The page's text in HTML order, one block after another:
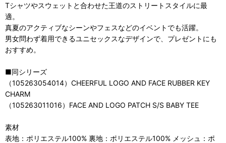
Tシャツやスウェットと合わせた王道のストリートスタイルに最
適。
真夏のアクティブなシーンやフェスなどのイベントでも活躍。
男女問わず着用できるユニセックスなデザインで、プレゼントにも
おすすめ。
■同シリーズ
（105263054014）CHEERFUL LOGO AND FACE RUBBER KEY
CHARM
（105263011016）FACE AND LOGO PATCH S/S BABY TEE
素材
表地：ポリエステル100% 裏地：ポリエステル100% メッシュ：ポ